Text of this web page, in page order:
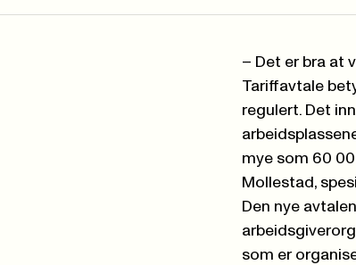
– Det er bra at
Tariffavtale
regulert. Det
mye som 60
Mollestad,
Den nye
som er